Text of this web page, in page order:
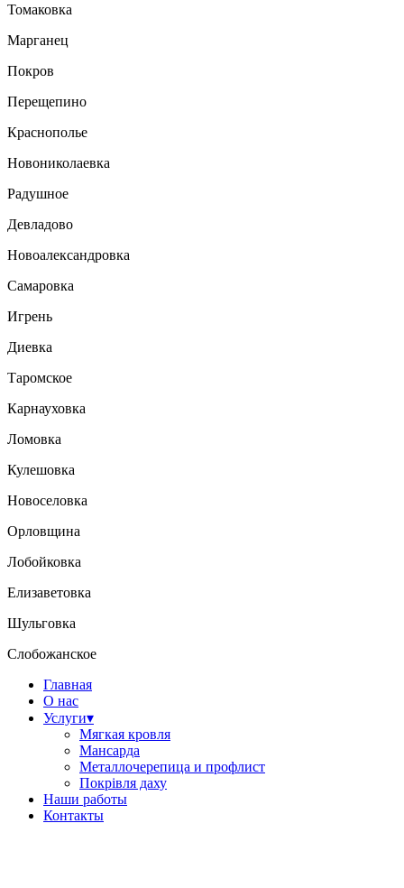
Томаковка
Марганец
Покров
Перещепино
Краснополье
Новониколаевка
Радушное
Девладово
Новоалександровка
Самаровка
Игрень
Диевка
Таромское
Карнауховка
Ломовка
Кулешовка
Новоселовка
Орловщина
Лобойковка
Елизаветовка
Шульговка
Слобожанское
Главная
О нас
Услуги▾
Мягкая кровля
Мансарда
Металлочерепица и профлист
Покрiвля даху
Наши работы
Контакты